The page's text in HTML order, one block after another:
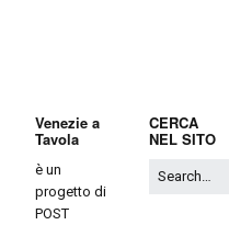
Venezie a
Tavola
è un
progetto di
POST
CERCA
NEL SITO